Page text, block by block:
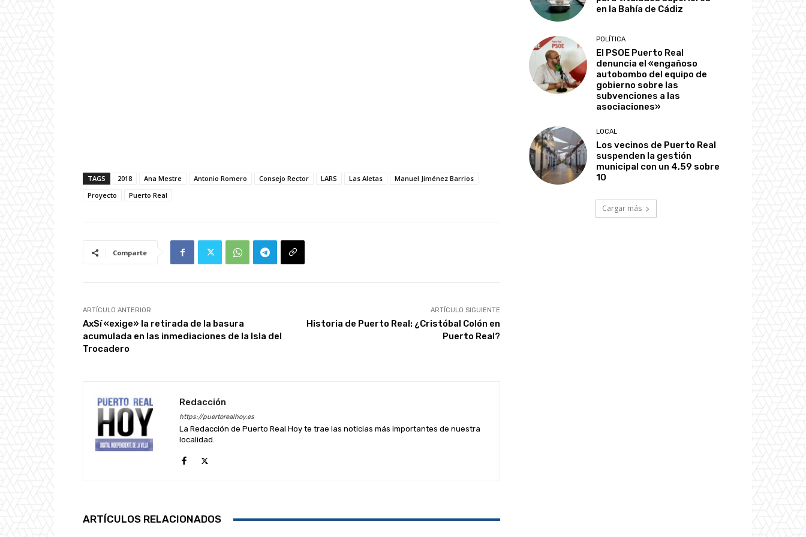
TAGS 2018 Ana Mestre Antonio Romero Consejo Rector LARS Las Aletas
Manuel Jiménez Barrios
Proyecto
Puerto Real
Comparte
ARTÍCULO ANTERIOR
AxSí «exige» la retirada de la basura
acumulada en las inmediaciones de la Isla del
Trocadero
ARTÍCULO SIGUIENTE
Historia de Puerto Real: ¿Cristóbal Colón en
Puerto Real?
Redacción
https://puertorealhoy.es
La Redacción de Puerto Real Hoy te trae las noticias más importantes de nuestra
localidad.
ARTÍCULOS RELACIONADOS
en la Bahía de Cádiz
POLÍTICA
El PSOE Puerto Real
denuncia el «engañoso
autobombo del equipo de
gobierno sobre las
subvenciones a las
asociaciones»
LOCAL
Los vecinos de Puerto Real
suspenden la gestión
municipal con un 4,59 sobre
10
Cargar más